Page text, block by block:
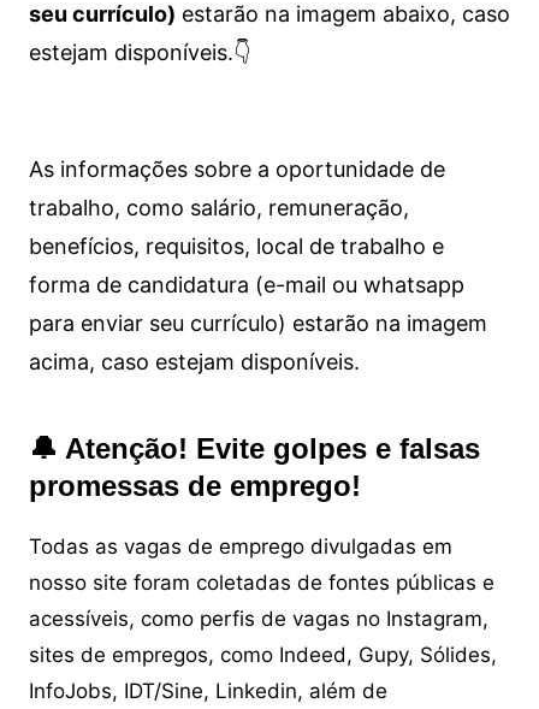
seu currículo) estarão na imagem abaixo, caso
estejam disponíveis.👇
As informações sobre a oportunidade de
trabalho, como salário, remuneração,
benefícios, requisitos, local de trabalho e
forma de candidatura (e-mail ou whatsapp
para enviar seu currículo) estarão na imagem
acima, caso estejam disponíveis.
🔔 Atenção! Evite golpes e falsas
promessas de emprego!
Todas as vagas de emprego divulgadas em
nosso site foram coletadas de fontes públicas e
acessíveis, como perfis de vagas no Instagram,
sites de empregos, como Indeed, Gupy, Sólides,
InfoJobs, IDT/Sine, Linkedin, além de